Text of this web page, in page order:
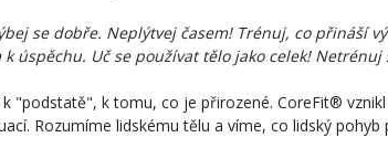
se dobře. Neplýtvej časem! Trénuj, co přináší
úspěchu. Uč se používat tělo jako celek! Netrénuj
"podstatě", k tomu, co je přirozené. CoreFit®
Rozumíme lidskému tělu a víme, co lidský